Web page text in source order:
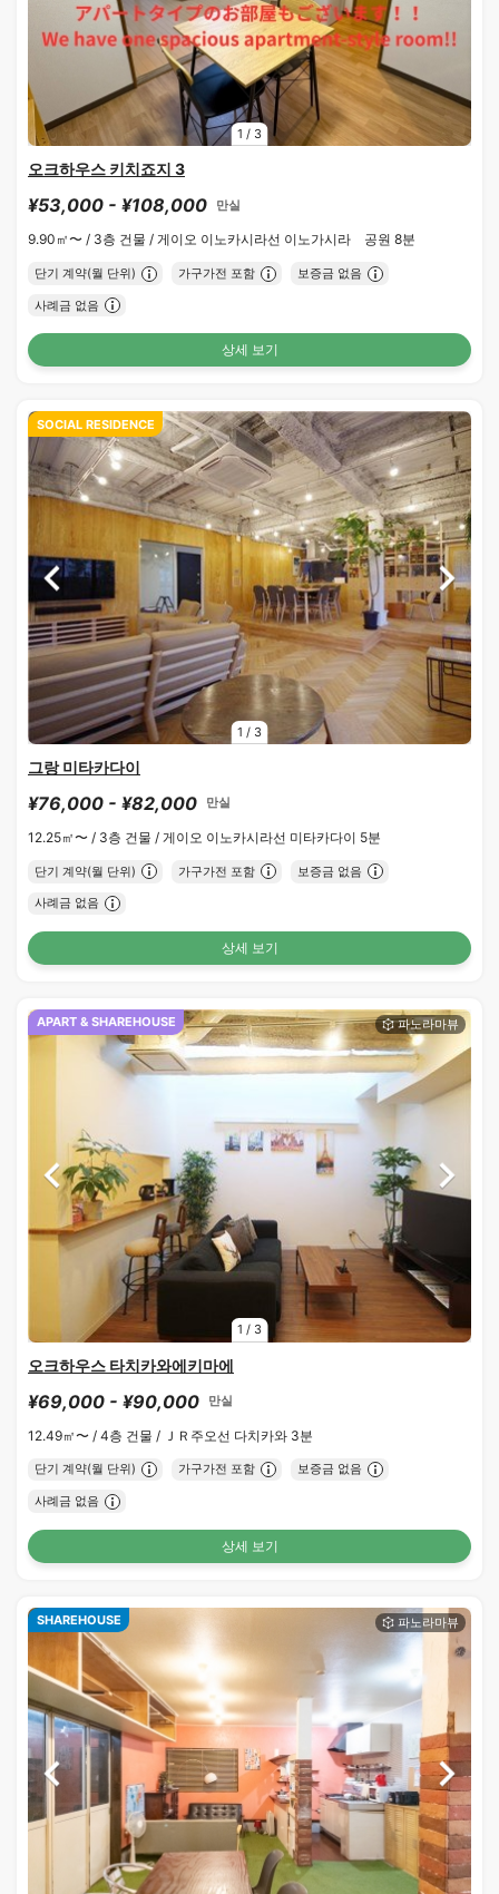
1 / 3
오크하우스 키치죠지 3
¥53,000 - ¥108,000 만실
9.90㎡〜 / 3층 건물 / 게이오 이노카시라선 이노가시라 공원 8분
단기 계약(월 단위) 가구가전 포함 보증금 없음
사례금 없음
상세 보기
1 / 3
SOCIAL RESIDENCE
그랑 미타카다이
¥76,000 - ¥82,000 만실
12.25㎡〜 / 3층 건물 / 게이오 이노카시라선 미타카다이 5분
단기 계약(월 단위) 가구가전 포함 보증금 없음
사례금 없음
상세 보기
1 / 3
APART & SHAREHOUSE
오크하우스 타치카와에키마에
¥69,000 - ¥90,000 만실
12.49㎡〜 / 4층 건물 / ＪＲ주오선 다치카와 3분
단기 계약(월 단위) 가구가전 포함 보증금 없음
사례금 없음
상세 보기
SHAREHOUSE